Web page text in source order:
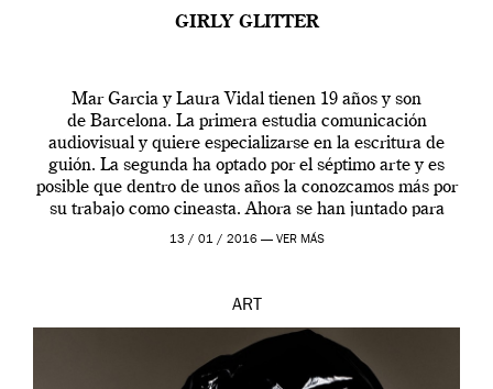
GIRLY GLITTER
Mar Garcia y Laura Vidal tienen 19 años y son
de Barcelona. La primera estudia comunicación
audiovisual y quiere especializarse en la escritura de
guión. La segunda ha optado por el séptimo arte y es
posible que dentro de unos años la conozcamos más por
su trabajo como cineasta. Ahora se han juntado para
contarnos una […]
13 / 01 / 2016 — VER MÁS
ART